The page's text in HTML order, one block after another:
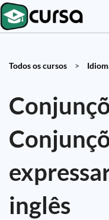
Todos os cursos >
inglês